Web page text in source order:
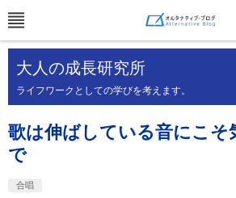
大人の成長研究所
ライフワークとしての学びを考えます。
歌は伸ばしている音にこそ
で
合唱